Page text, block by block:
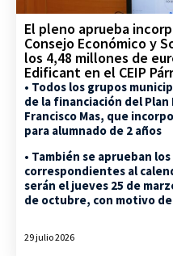
El pleno aprueba
Consejo Económico y
los 4,48 millones de
Edificant en el CEIP
• Todos los grupos
de la financiación del Plan
Francisco Mas, que
para alumnado de 2 años
• También se aprueban
correspondientes al
serán el jueves 25 de
de octubre, con motivo
29 julio 2026